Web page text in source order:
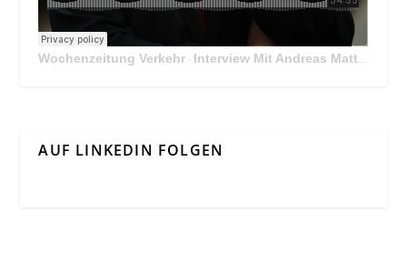
Wochenzeitung Verkehr · Interview Mit Andreas Matthä, CEO der ÖBB Holding
AUF LINKEDIN FOLGEN